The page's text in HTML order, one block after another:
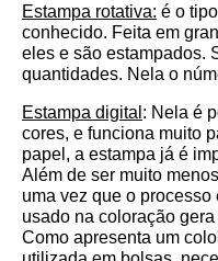
Estampa rotativa: é o
conhecido. Feita em
eles e são estampados.
quantidades. Nela o
Estampa digital : Nela é
cores, e funciona muito
papel, a estampa já é
Além de ser muito
uma vez que o processo
usado na coloração
Como apresenta um